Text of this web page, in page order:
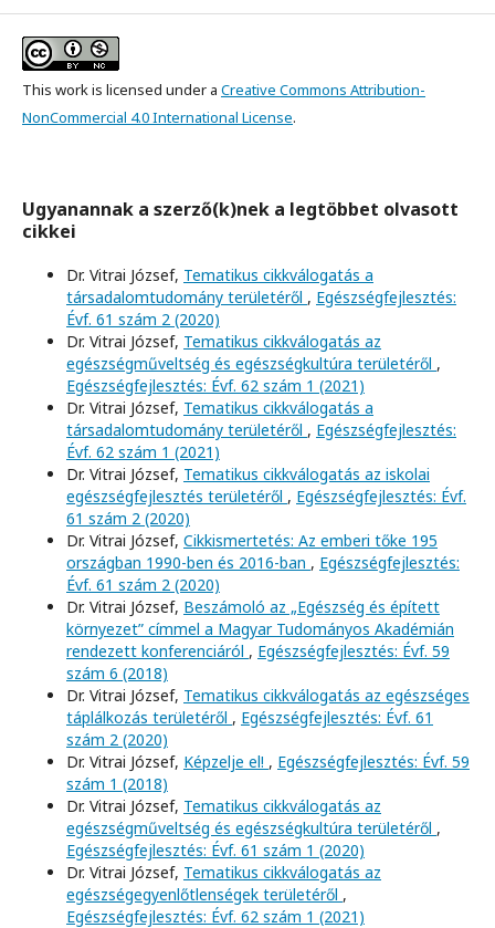
This work is licensed under a Creative Commons Attribution-
NonCommercial 4.0 International License.
Ugyanannak a szerző(k)nek a legtöbbet olvasott
cikkei
Dr. Vitrai József, Tematikus cikkválogatás a
társadalomtudomány területéről , Egészségfejlesztés:
Évf. 61 szám 2 (2020)
Dr. Vitrai József, Tematikus cikkválogatás az
egészségműveltség és egészségkultúra területéről ,
Egészségfejlesztés: Évf. 62 szám 1 (2021)
Dr. Vitrai József, Tematikus cikkválogatás a
társadalomtudomány területéről , Egészségfejlesztés:
Évf. 62 szám 1 (2021)
Dr. Vitrai József, Tematikus cikkválogatás az iskolai
egészségfejlesztés területéről , Egészségfejlesztés: Évf.
61 szám 2 (2020)
Dr. Vitrai József, Cikkismertetés: Az emberi tőke 195
országban 1990-ben és 2016-ban , Egészségfejlesztés:
Évf. 61 szám 2 (2020)
Dr. Vitrai József, Beszámoló az „Egészség és épített
környezet” címmel a Magyar Tudományos Akadémián
rendezett konferenciáról , Egészségfejlesztés: Évf. 59
szám 6 (2018)
Dr. Vitrai József, Tematikus cikkválogatás az egészséges
táplálkozás területéről , Egészségfejlesztés: Évf. 61
szám 2 (2020)
Dr. Vitrai József, Képzelje el! , Egészségfejlesztés: Évf. 59
szám 1 (2018)
Dr. Vitrai József, Tematikus cikkválogatás az
egészségműveltség és egészségkultúra területéről ,
Egészségfejlesztés: Évf. 61 szám 1 (2020)
Dr. Vitrai József, Tematikus cikkválogatás az
egészségegyenlőtlenségek területéről ,
Egészségfejlesztés: Évf. 62 szám 1 (2021)